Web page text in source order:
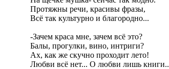
Протяжны речи, красивы фразы,
Всё так культурно и благородно...
-Зачем краса мне, зачем всё это?
Балы, прогулки, вино, интриги?
Ах, как же скучно проходит лето!
Любви всё нет... О любви лишь книги..